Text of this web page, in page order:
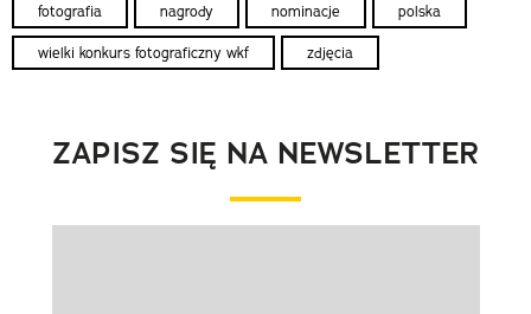
fotografia nagrody nominacje polska
wielki konkurs fotograficzny wkf zdjęcia
ZAPISZ SIĘ NA NEWSLETTER